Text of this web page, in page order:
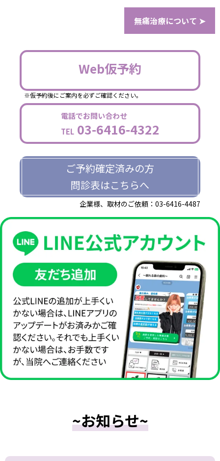
無痛治療について ➤
Web仮予約
※仮予約後にご案内を必ずご確認ください。
電話でお問い合わせ
TEL03-6416-4322
ご予約確定済みの方
問診表はこちらへ
企業様、取材のご依頼：03-6416-4487
~お知らせ~